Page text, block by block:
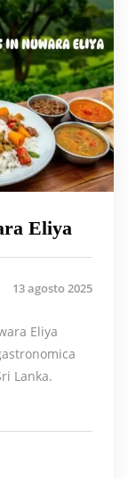
Eliya
13 agosto 2025
Eliya
Lanka.